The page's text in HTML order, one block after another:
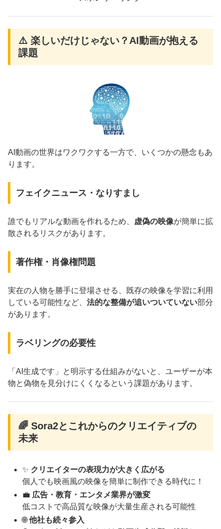
⚠️ 楽しいだけじゃない？AI動画が抱える
課題
AI動画の世界はワクワクする一方で、いくつかの懸念もあ
ります。
フェイクニュース・なりすまし
誰でもリアルな動画を作れるため、 虚偽の映像が簡単に拡
散されるリスクがあります。
著作権・肖像権問題
実在の人物を勝手に登場させる、既存の映像を学習に利用
している可能性など、 法的な整備が追いついていない部分
があります。
ラベリングの必要性
「AI生成です」と明示する仕組みがないと、ユーザーが本
物と偽物を見分けにくくなるという課題があります。
🌈 Sora2とこれからのクリエイティブの
未来
✨ クリエイターの表現力が大きく広がる
個人でも映画風の映像を簡単に制作できる時代に！
💼 広告・教育・エンタメ業界が激変
低コストで高品質な映像が大量生産される可能性
🌐他社も続々参入